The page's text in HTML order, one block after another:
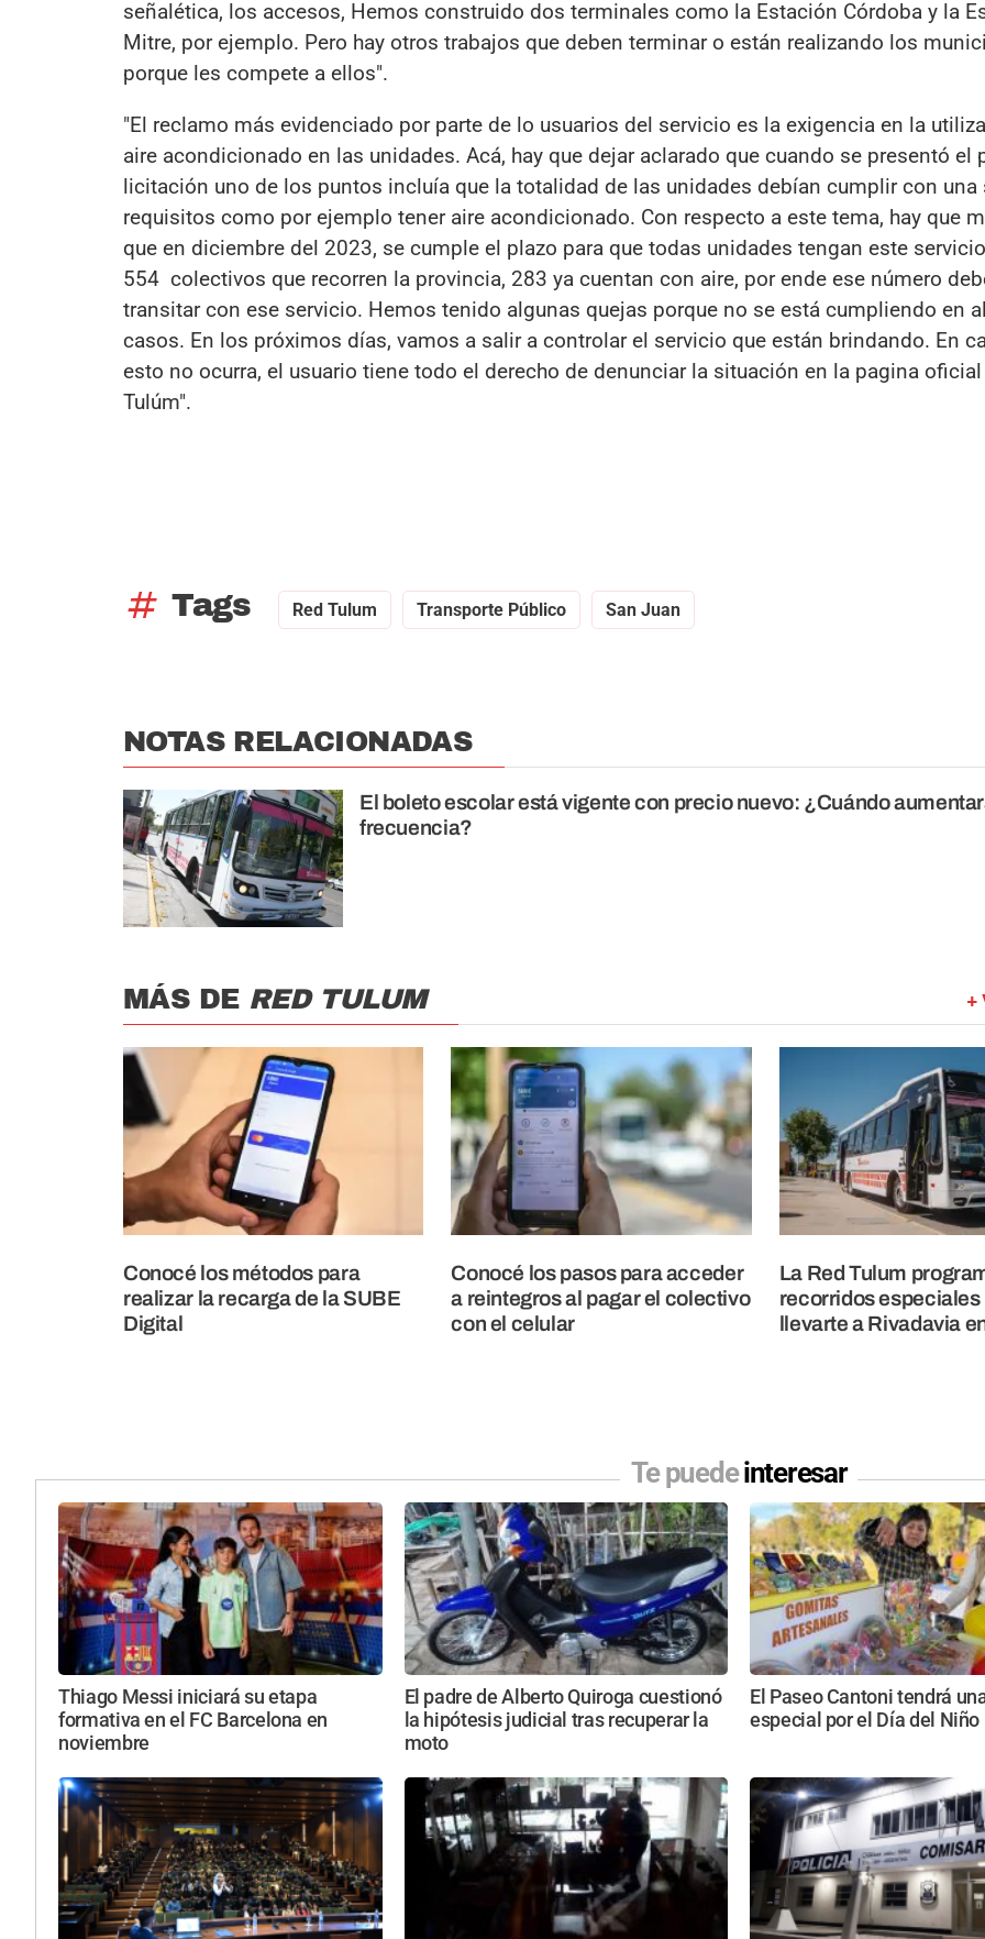
señalética, los accesos, Hemos construido dos terminales como la Estación Córdoba y la
Mitre, por ejemplo. Pero hay otros trabajos que deben terminar o están realizando los
porque les compete a ellos".
"El reclamo más evidenciado por parte de lo usuarios del servicio es la exigencia en la
aire acondicionado en las unidades. Acá, hay que dejar aclarado que cuando se presentó el
licitación uno de los puntos incluía que la totalidad de las unidades debían cumplir con una
requisitos como por ejemplo tener aire acondicionado. Con respecto a este tema, hay que
que en diciembre del 2023, se cumple el plazo para que todas unidades tengan este
554 colectivos que recorren la provincia, 283 ya cuentan con aire, por ende ese número
transitar con ese servicio. Hemos tenido algunas quejas porque no se está cumpliendo en
casos. En los próximos días, vamos a salir a controlar el servicio que están brindando. En
esto no ocurra, el usuario tiene todo el derecho de denunciar la situación en la pagina oficial
Tulúm".
tag Tags Red Tulum Transporte Público San Juan
NOTAS RELACIONADAS
El boleto escolar está vigente con precio nuevo: ¿Cuándo
frecuencia?
+
MÁS DE RED TULUM
Conocé los métodos para
realizar la recarga de la SUBE
Digital
Conocé los pasos para acceder
a reintegros al pagar el colectivo
con el celular
La Red Tulum
recorridos especiales
llevarte a Rivadavia
Te puedeinteresar
Thiago Messi iniciará su etapa
formativa en el FC Barcelona en
noviembre
El padre de Alberto Quiroga cuestionó
la hipótesis judicial tras recuperar la
moto
El Paseo Cantoni tendrá
especial por el Día del Niño